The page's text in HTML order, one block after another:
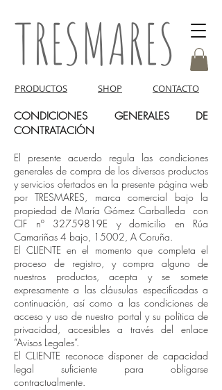
TRESMARES
PRODUCTOS SHOP CONTACTO
CONDICIONES GENERALES DE
CONTRATACIÓN
El presente acuerdo regula las condiciones
generales de compra de los diversos productos
y servicios ofertados en la presente página web
por TRESMARES, marca comercial bajo la
propiedad de María Gómez Carballeda con
CIF nº 32759819E y domicilio en Rúa
Camariñas 4 bajo, 15002, A Coruña.
El CLIENTE en el momento que completa el
proceso de registro, y compra alguno de
nuestros productos, acepta y se somete
expresamente a las cláusulas especificadas a
continuación, así como a las condiciones de
acceso y uso de nuestro portal y su política de
privacidad, accesibles a través del enlace
“Avisos Legales”.
El CLIENTE reconoce disponer de capacidad
legal suficiente para obligarse
contractualmente.